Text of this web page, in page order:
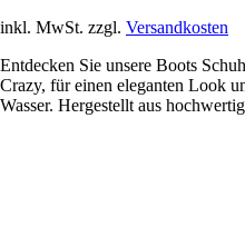
inkl. MwSt. zzgl. Versandkosten
Entdecken Sie unsere Boots
Crazy, für einen eleganten Look
Wasser. Hergestellt aus